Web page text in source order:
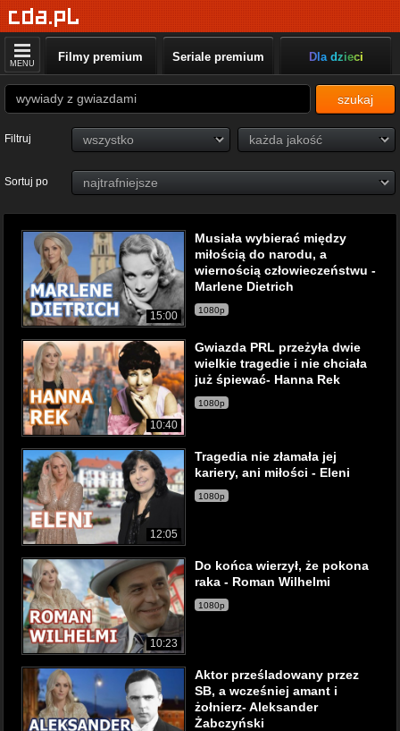
MENU Filmy premium Seriale premium Dla dzieci
szukaj
Filtruj
Sortuj po
15:00
Musiała wybierać między
miłością do narodu, a
wiernością człowieczeństwu -
Marlene Dietrich
1080p
10:40
Gwiazda PRL przeżyła dwie
wielkie tragedie i nie chciała
już śpiewać- Hanna Rek
1080p
12:05
Tragedia nie złamała jej
kariery, ani miłości - Eleni
1080p
10:23
Do końca wierzył, że pokona
raka - Roman Wilhelmi
1080p
Aktor prześladowany przez
SB, a wcześniej amant i
żołnierz- Aleksander
Żabczyński